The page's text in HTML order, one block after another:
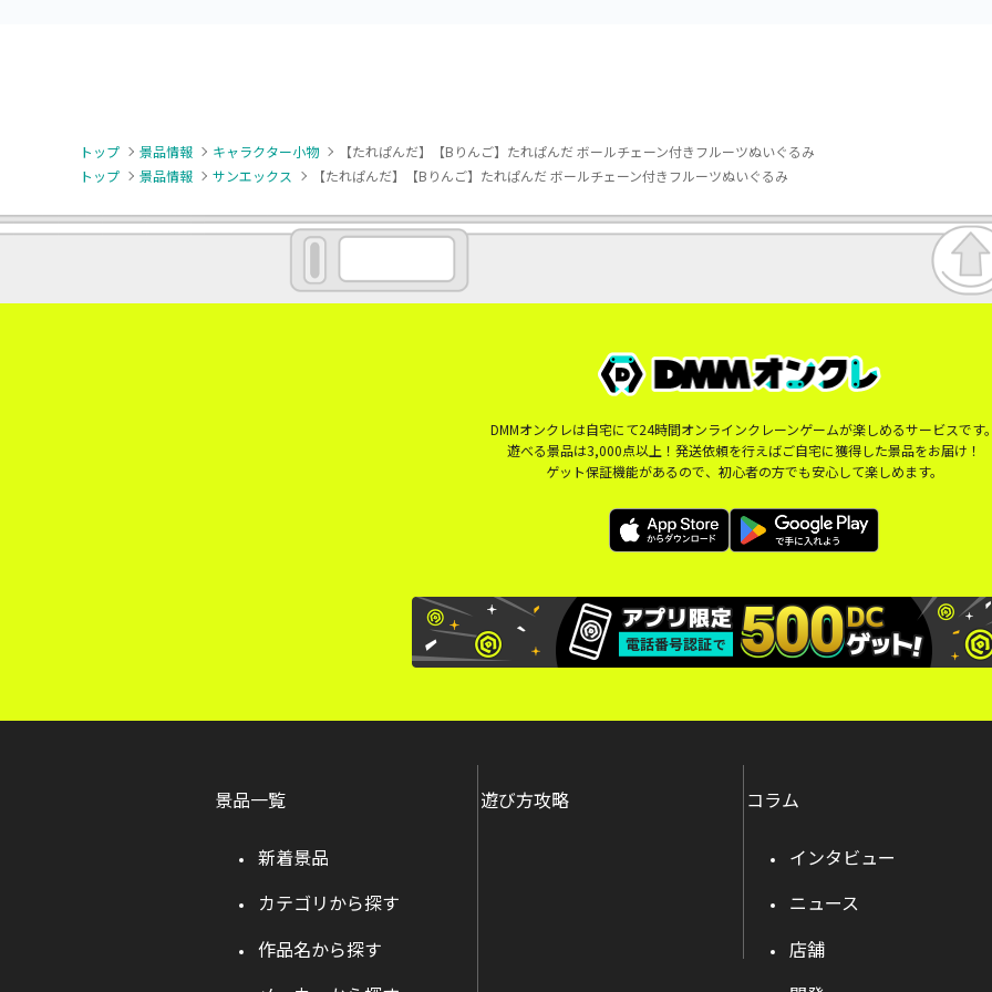
トップ 景品情報 キャラクター小物
【たれぱんだ】【Bりんご】たれぱんだ ボールチェーン付きフルーツぬいぐるみ
トップ
景品情報 サンエックス 【たれぱんだ】【Bりんご】たれぱんだ ボールチェーン付きフルーツぬいぐるみ
DMMオンクレは自宅にて24時間オンラインクレーンゲームが楽しめるサービスです
遊べる景品は3,000点以上！発送依頼を行えばご自宅に獲得した景品をお届け！
ゲット保証機能があるので、初心者の方でも安心して楽しめます。
景品一覧
新着景品
カテゴリから探す
作品名から探す
遊び方攻略 コラム
インタビュー
ニュース
店舗